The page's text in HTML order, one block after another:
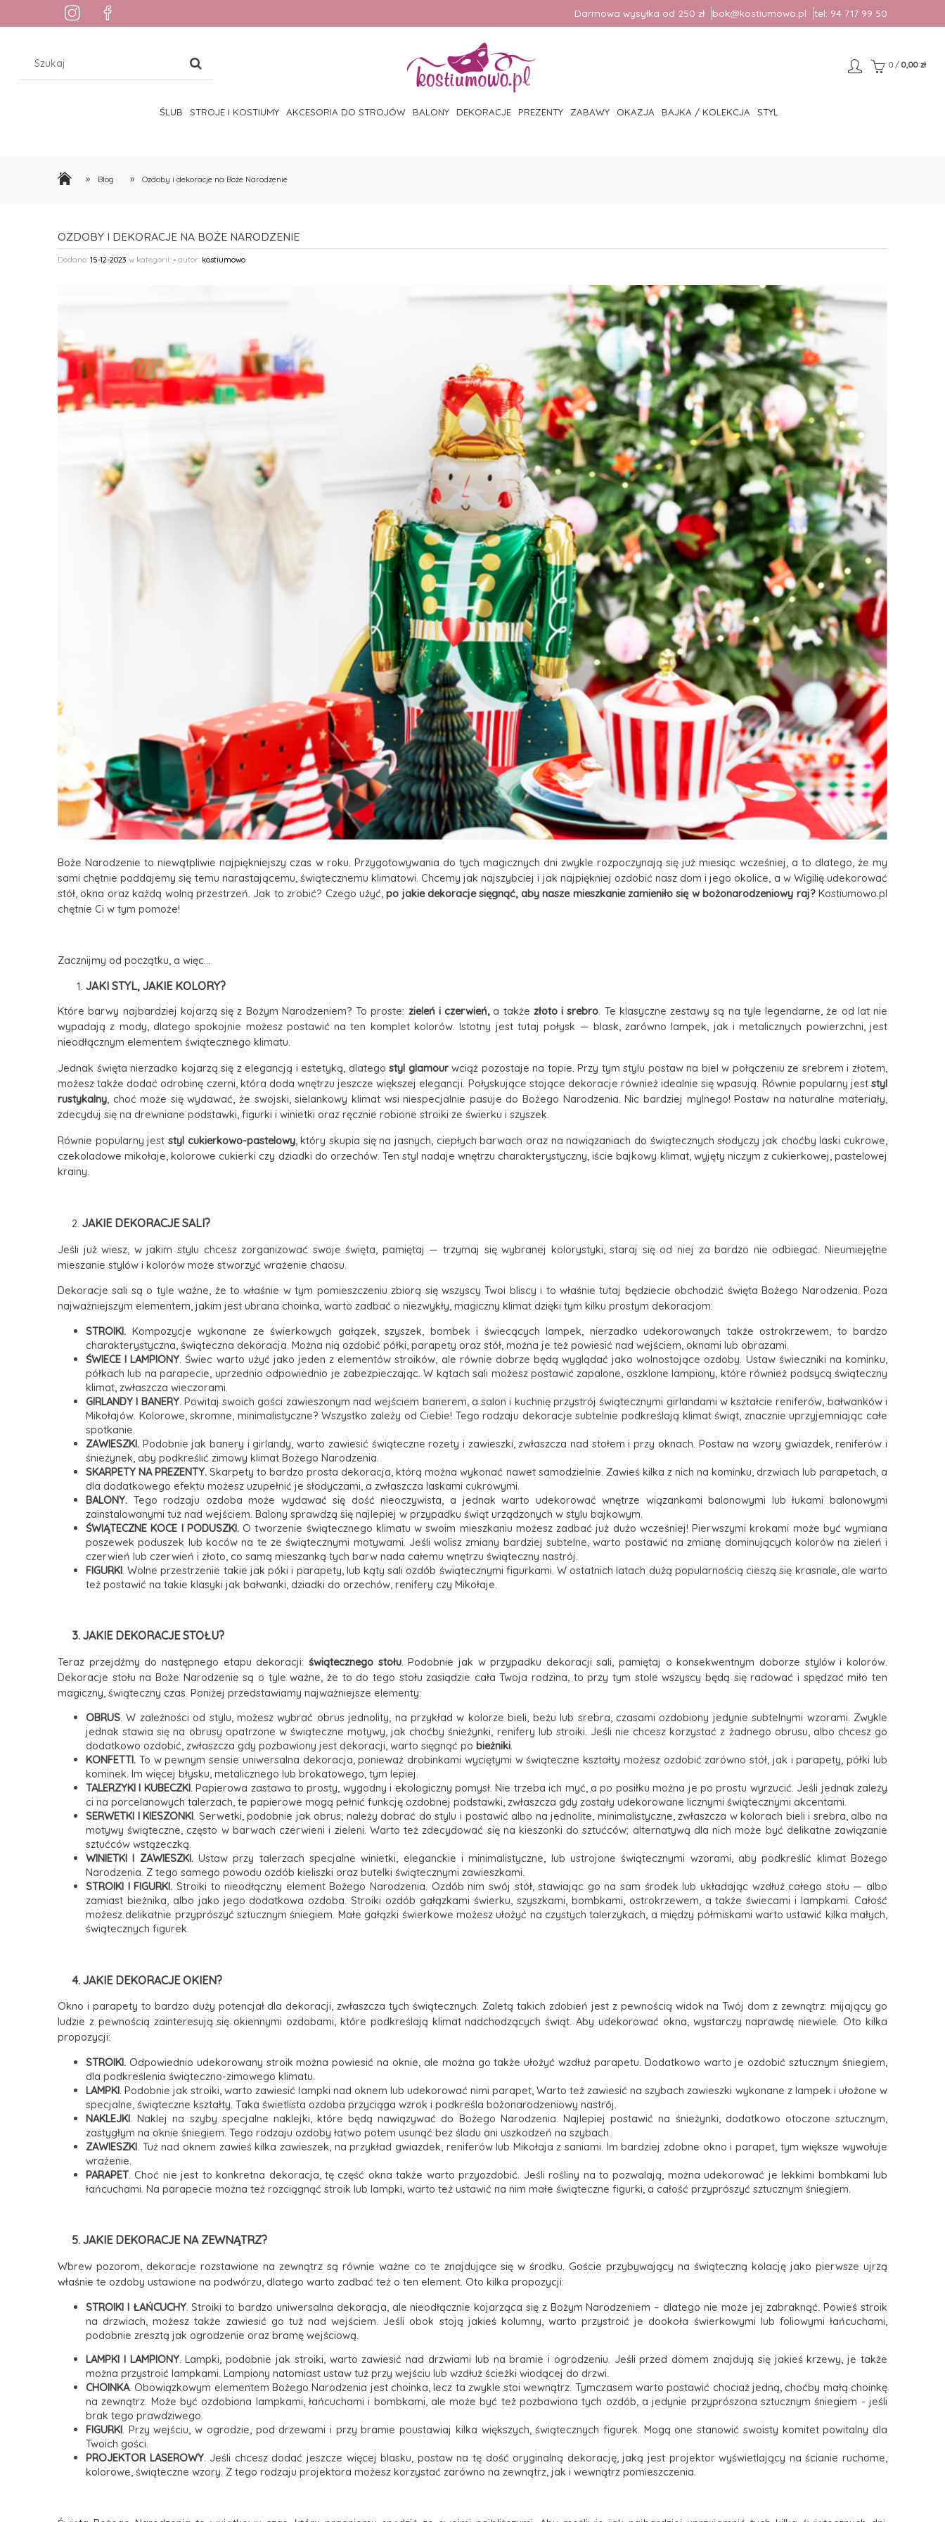
Darmowa wysyłka od 250 zł bok@kostiumowo.pl tel: 94 717 99 50
0 / 0,00 zł
ŚLUB STROJE I KOSTIUMY AKCESORIA DO STROJÓW BALONY DEKORACJE PREZENTY ZABAWY OKAZJA BAJKA / KOLEKCJA STYL
» Blog » Ozdoby i dekoracje na Boże Narodzenie
OZDOBY I DEKORACJE NA BOŻE NARODZENIE
Dodano: 15-12-2023 w kategorii: - autor: kostiumowo
Boże Narodzenie to niewątpliwie najpiękniejszy czas w roku. Przygotowywania do tych magicznych dni zwykle rozpoczynają się już miesiąc wcześniej, a to dlatego, że my
sami chętnie poddajemy się temu narastającemu, świątecznemu klimatowi. Chcemy jak najszybciej i jak najpiękniej ozdobić nasz dom i jego okolice, a w Wigilię udekorować
stół, okna oraz każdą wolną przestrzeń. Jak to zrobić? Czego użyć,po jakie dekoracje sięgnąć, aby nasze mieszkanie zamieniło się w bożonarodzeniowy raj?Kostiumowo.pl
chętnie Ci w tym pomoże!
Zacznijmy od początku, a więc...
JAKI STYL, JAKIE KOLORY?
Które barwy najbardziej kojarzą się z Bożym Narodzeniem? To proste: zieleń i czerwień, a także złoto i srebro. Te klasyczne zestawy są na tyle legendarne, że od lat nie
wypadają z mody, dlatego spokojnie możesz postawić na ten komplet kolorów. Istotny jest tutaj połysk — blask, zarówno lampek, jak i metalicznych powierzchni, jest
nieodłącznym elementem świątecznego klimatu.
Jednak święta nierzadko kojarzą się z elegancją i estetyką, dlategostyl glamourwciąż pozostaje na topie. Przy tym stylu postaw na biel w połączeniu ze srebrem i złotem,
możesz także dodać odrobinę czerni, która doda wnętrzu jeszcze większej elegancji. Połyskujące stojące dekoracje również idealnie się wpasują. Równie popularny jest styl
rustykalny, choć może się wydawać, że swojski, sielankowy klimat wsi niespecjalnie pasuje do Bożego Narodzenia. Nic bardziej mylnego! Postaw na naturalne materiały,
zdecyduj się na drewniane podstawki, figurki i winietki oraz ręcznie robione stroiki ze świerku i szyszek.
Równie popularny jest styl cukierkowo-pastelowy, który skupia się na jasnych, ciepłych barwach oraz na nawiązaniach do świątecznych słodyczy jak choćby laski cukrowe,
czekoladowe mikołaje,kolorowe cukierki czy dziadki do orzechów. Ten styl nadaje wnętrzu charakterystyczny, iście bajkowy klimat, wyjęty niczym z cukierkowej, pastelowej
krainy.
2. JAKIE DEKORACJE SALI?
Jeśli już wiesz, w jakim stylu chcesz zorganizować swoje święta, pamiętaj — trzymaj się wybranej kolorystyki, staraj się od niej za bardzo nie odbiegać. Nieumiejętne
mieszanie stylów i kolorów może stworzyć wrażenie chaosu.
Dekoracje sali są o tyle ważne, że to właśnie w tym pomieszczeniu zbiorą się wszyscy Twoi bliscy i to właśnie tutaj będziecie obchodzić święta Bożego Narodzenia. Poza
najważniejszym elementem, jakim jest ubrana choinka, warto zadbać o niezwykły, magiczny klimat dzięki tym kilku prostym dekoracjom:
STROIKI. Kompozycje wykonane ze świerkowych gałązek, szyszek, bombek i świecących lampek, nierzadko udekorowanych także ostrokrzewem, to bardzo
charakterystyczna, świąteczna dekoracja. Można nią ozdobić półki, parapety oraz stół, można je też powiesić nad wejściem, oknami lub obrazami.
ŚWIECE I LAMPIONY. Świec warto użyć jako jeden z elementów stroików, ale równie dobrze będą wyglądać jako wolnostojące ozdoby. Ustaw świeczniki na kominku,
półkach lub na parapecie, uprzednio odpowiednio je zabezpieczając. W kątach sali możesz postawić zapalone, oszklone lampiony, które również podsycą świąteczny
klimat, zwłaszcza wieczorami.
GIRLANDY I BANERY. Powitaj swoich gości zawieszonym nad wejściem banerem, a salon i kuchnię przystrój świątecznymi girlandami w kształcie reniferów, bałwanków i
Mikołajów. Kolorowe, skromne, minimalistyczne? Wszystko zależy od Ciebie! Tego rodzaju dekoracje subtelnie podkreślają klimat świąt, znacznie uprzyjemniając całe
spotkanie.
ZAWIESZKI. Podobnie jak banery i girlandy, warto zawiesić świąteczne rozety i zawieszki, zwłaszcza nad stołem i przy oknach. Postaw na wzory gwiazdek, reniferów i
śnieżynek, aby podkreślić zimowy klimat Bożego Narodzenia.
SKARPETY NA PREZENTY. Skarpety to bardzo prosta dekoracja, którą można wykonać nawet samodzielnie. Zawieś kilka z nich na kominku, drzwiach lub parapetach, a
dla dodatkowego efektu możesz uzupełnić je słodyczami, a zwłaszcza laskami cukrowymi.
BALONY. Tego rodzaju ozdoba może wydawać się dość nieoczywista, a jednak warto udekorować wnętrze wiązankami balonowymi lub łukami balonowymi
zainstalowanymi tuż nad wejściem. Balony sprawdzą się najlepiej w przypadku świąt urządzonych w stylu bajkowym.
ŚWIĄTECZNE KOCE I PODUSZKI.O tworzenie świątecznego klimatu w swoim mieszkaniu możesz zadbać już dużo wcześniej! Pierwszymi krokami może być wymiana
poszewek poduszek lub koców na te ze świątecznymi motywami. Jeśli wolisz zmiany bardziej subtelne, warto postawić na zmianę dominujących kolorów na zieleń i
czerwień lub czerwień i złoto, co samą mieszanką tych barw nada całemu wnętrzu świąteczny nastrój.
FIGURKI. Wolne przestrzenie takie jak póki i parapety, lub kąty sali ozdób świątecznymi figurkami. W ostatnich latach dużą popularnością cieszą się krasnale, ale warto
też postawić na takie klasyki jak bałwanki, dziadki do orzechów, renifery czy Mikołaje.
3. JAKIE DEKORACJE STOŁU?
Teraz przejdźmy do następnego etapu dekoracji: świątecznego stołu. Podobnie jak w przypadku dekoracji sali, pamiętaj o konsekwentnym doborze stylów i kolorów.
Dekoracje stołu na Boże Narodzenie są o tyle ważne, że to do tego stołu zasiądzie cała Twoja rodzina, to przy tym stole wszyscy będą się radować i spędzać miło ten
magiczny, świąteczny czas. Poniżej przedstawiamy najważniejsze elementy:
OBRUS. W zależności od stylu, możesz wybrać obrus jednolity, na przykład w kolorze bieli, beżu lub srebra, czasami ozdobiony jedynie subtelnymi wzorami. Zwykle
jednak stawia się na obrusy opatrzone w świąteczne motywy, jak choćby śnieżynki, renifery lub stroiki. Jeśli nie chcesz korzystać z żadnego obrusu, albo chcesz go
dodatkowo ozdobić, zwłaszcza gdy pozbawiony jest dekoracji, warto sięgnąć po bieżniki.
KONFETTI. To w pewnym sensie uniwersalna dekoracja, ponieważ drobinkami wyciętymi w świąteczne kształty możesz ozdobić zarówno stół, jak i parapety, półki lub
kominek. Im więcej błysku, metalicznego lub brokatowego, tym lepiej.
TALERZYKI I KUBECZKI. Papierowa zastawa to prosty, wygodny i ekologiczny pomysł. Nie trzeba ich myć, a po posiłku można je po prostu wyrzucić. Jeśli jednak zależy
ci na porcelanowych talerzach, te papierowe mogą pełnić funkcję ozdobnej podstawki, zwłaszcza gdy zostały udekorowane licznymi świątecznymi akcentami.
SERWETKI I KIESZONKI. Serwetki, podobnie jak obrus, należy dobrać do stylu i postawić albo na jednolite, minimalistyczne, zwłaszcza w kolorach bieli i srebra, albo na
motywy świąteczne, często w barwach czerwieni i zieleni. Warto też zdecydować się na kieszonki do sztućców; alternatywą dla nich może być delikatne zawiązanie
sztućców wstążeczką.
WINIETKI I ZAWIESZKI.Ustaw przy talerzach specjalne winietki, eleganckie i minimalistyczne, lub ustrojone świątecznymi wzorami, aby podkreślić klimat Bożego
Narodzenia. Z tego samego powodu ozdób kieliszki oraz butelki świątecznymi zawieszkami.
STROIKI I FIGURKI. Stroiki to nieodłączny element Bożego Narodzenia. Ozdób nim swój stół, stawiając go na sam środek lub układając wzdłuż całego stołu — albo
zamiast bieżnika, albo jako jego dodatkowa ozdoba. Stroiki ozdób gałązkami świerku, szyszkami, bombkami, ostrokrzewem, a także świecami i lampkami. Całość
możesz delikatnie przyprószyć sztucznym śniegiem. Małe gałązki świerkowe możesz ułożyć na czystych talerzykach, a między półmiskami warto ustawić kilka małych,
świątecznych figurek.
4. JAKIE DEKORACJE OKIEN?
Okno i parapety to bardzo duży potencjał dla dekoracji, zwłaszcza tych świątecznych. Zaletą takich zdobień jest z pewnością widok na Twój dom z zewnątrz: mijający go
ludzie z pewnością zainteresują się okiennymi ozdobami, które podkreślają klimat nadchodzących świąt. Aby udekorować okna, wystarczy naprawdę niewiele. Oto kilka
propozycji:
STROIKI. Odpowiednio udekorowany stroik można powiesić na oknie, ale można go także ułożyć wzdłuż parapetu. Dodatkowo warto je ozdobić sztucznym śniegiem,
dla podkreślenia świąteczno-zimowego klimatu.
LAMPKI. Podobnie jak stroiki, warto zawiesić lampki nad oknem lub udekorować nimi parapet, Warto też zawiesić na szybach zawieszki wykonane z lampek i ułożone w
specjalne, świąteczne kształty. Taka świetlista ozdoba przyciąga wzrok i podkreśla bożonarodzeniowy nastrój.
NAKLEJKI. Naklej na szyby specjalne naklejki, które będą nawiązywać do Bożego Narodzenia. Najlepiej postawić na śnieżynki, dodatkowo otoczone sztucznym,
zastygłym na oknie śniegiem. Tego rodzaju ozdoby łatwo potem usunąć bez śladu ani uszkodzeń na szybach.
ZAWIESZKI. Tuż nad oknem zawieś kilka zawieszek, na przykład gwiazdek, reniferów lub Mikołaja z saniami. Im bardziej zdobne okno i parapet, tym większe wywołuje
wrażenie.
PARAPET. Choć nie jest to konkretna dekoracja, tę część okna także warto przyozdobić. Jeśli rośliny na to pozwalają, można udekorować je lekkimi bombkami lub
łańcuchami. Na parapecie można też rozciągnąć stroik lub lampki, warto też ustawić na nim małe świąteczne figurki, a całość przyprószyć sztucznym śniegiem.
5. JAKIE DEKORACJE NA ZEWNĄTRZ?
Wbrew pozorom, dekoracje rozstawione na zewnątrz są równie ważne co te znajdujące się w środku. Goście przybywający na świąteczną kolację jako pierwsze ujrzą
właśnie te ozdoby ustawione na podwórzu, dlatego warto zadbać też o ten element. Oto kilka propozycji:
STROIKI I ŁAŃCUCHY. Stroiki to bardzo uniwersalna dekoracja, ale nieodłącznie kojarząca się z Bożym Narodzeniem – dlatego nie może jej zabraknąć. Powieś stroik
na drzwiach, możesz także zawiesić go tuż nad wejściem. Jeśli obok stoją jakieś kolumny, warto przystroić je dookoła świerkowymi lub foliowymi łańcuchami,
podobnie zresztą jak ogrodzenie oraz bramę wejściową.
LAMPKI I LAMPIONY. Lampki, podobnie jak stroiki, warto zawiesić nad drzwiami lub na bramie i ogrodzeniu. Jeśli przed domem znajdują się jakieś krzewy, je także
można przystroić lampkami. Lampiony natomiast ustaw tuż przy wejściu lub wzdłuż ścieżki wiodącej do drzwi.
CHOINKA. Obowiązkowym elementem Bożego Narodzenia jest choinka, lecz ta zwykle stoi wewnątrz. Tymczasem warto postawić chociaż jedną, choćby małą choinkę
na zewnątrz. Może być ozdobiona lampkami, łańcuchami i bombkami, ale może być też pozbawiona tych ozdób, a jedynie przyprószona sztucznym śniegiem - jeśli
brak tego prawdziwego.
FIGURKI. Przy wejściu, w ogrodzie, pod drzewami i przy bramie poustawiaj kilka większych, świątecznych figurek. Mogą one stanowić swoisty komitet powitalny dla
Twoich gości.
PROJEKTOR LASEROWY. Jeśli chcesz dodać jeszcze więcej blasku, postaw na tę dość oryginalną dekorację, jaką jest projektor wyświetlający na ścianie ruchome,
kolorowe, świąteczne wzory. Z tego rodzaju projektora możesz korzystać zarówno na zewnątrz, jak i wewnątrz pomieszczenia.